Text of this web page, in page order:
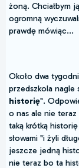
żoną. Chciałbym
ogromną
prawdę mówiąc...
Około dwa
przedszkola nagle
historię".
o nas ale nie teraz
taką krótką
słowami "i żyli
jeszcze jedną
nie teraz bo ta